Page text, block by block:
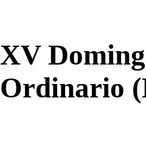
XV
Ordinario